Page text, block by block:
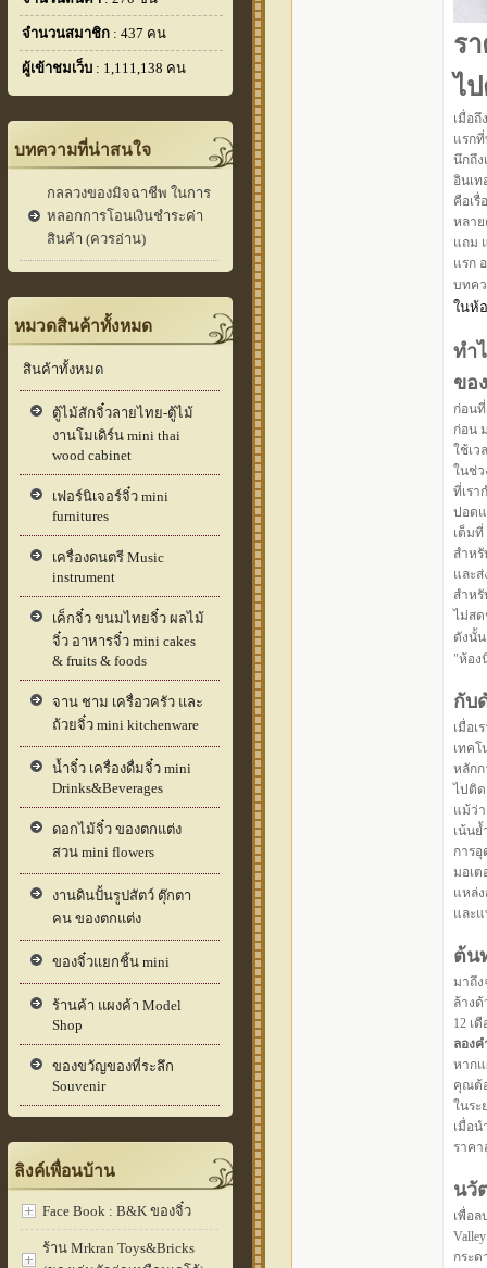
จำนวนสมาชิก : 437 คน
ผู้เข้าชมเว็บ : 1,111,138 คน
บทความที่น่าสนใจ
กลลวงของมิจฉาชีพ ในการ
หลอกการโอนเงินชำระค่า
สินค้า (ควรอ่าน)
หมวดสินค้าทั้งหมด
สินค้าทั้งหมด
ตู้ไม้สักจิ๋วลายไทย-ตู้ไม้
งานโมเดิร์น mini thai
wood cabinet
เฟอร์นิเจอร์จิ๋ว mini
furnitures
เครื่องดนตรี Music
instrument
เค็กจิ๋ว ขนมไทยจิ๋ว ผลไม้
จิ๋ว อาหารจิ๋ว mini cakes
& fruits & foods
จาน ชาม เครื่อวครัว และ
ถ้วยจิ๋ว mini kitchenware
น้ำจิ๋ว เครื่องดื่มจิ๋ว mini
Drinks&Beverages
ดอกไม้จิ๋ว ของตกแต่ง
สวน mini flowers
งานดินปั้นรูปสัตว์ ตุ๊กตา
คน ของตกแต่ง
ของจิ๋วแยกชิ้น mini
ร้านค้า แผงค้า Model
Shop
ของขวัญของที่ระลึก
Souvenir
ลิงค์เพื่อนบ้าน
Face Book : B&K ของจิ๋ว
ร้าน Mrkran Toys&Bricks
ร
ไ
เมื่อ
แรก
นึกถึ
อินเ
คือเ
หลา
แถม
แรก
บทคว
ในห้
ทำ
ขอ
ก่อน
ก่อน
ใช้เว
ในช่ว
ที่เรา
ปอด
เต็มที่
สำห
และ
สำห
ไม่สด
ดังนั้
"ห้อง
กับ
เมื่อเ
เทคโ
หลักก
ไปติ
แม้ว่
เน้น
การ
มอเ
แหล่
และ
ต้น
มาถึ
ล้าง
12 เ
ลอง
หากแ
คุณต้
ในระ
เมื่อ
ราค
นวั
เพื่อ
กระ